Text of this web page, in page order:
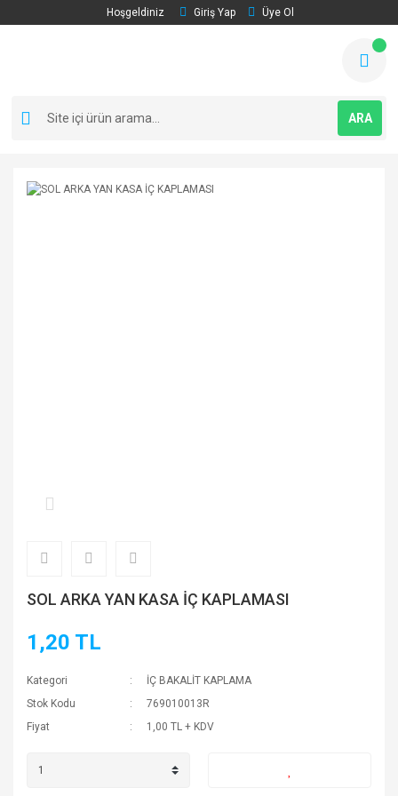
Hoşgeldiniz Giriş Yap Üye Ol
ARA
SOL ARKA YAN KASA İÇ KAPLAMASI
1,20 TL
Kategori
İÇ BAKALİT KAPLAMA
Stok Kodu
769010013R
Fiyat
1,00 TL + KDV